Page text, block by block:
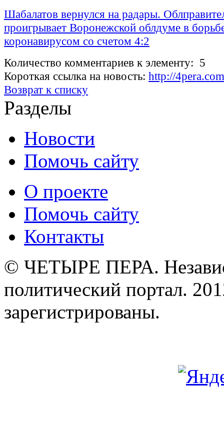
Шабалатов вернулся на радары.
проигрывает Воронежской облдуме в
коронавирусом со счетом 4:2
Количество комментариев к элементу: 5
Короткая ссылка на новость: http://
Возврат к списку
Разделы
Новости
Помочь сайту
О проекте
Помочь сайту
Контакты
© ЧЕТЫРЕ ПЕРА.
политический портал.
зарегистрированы.